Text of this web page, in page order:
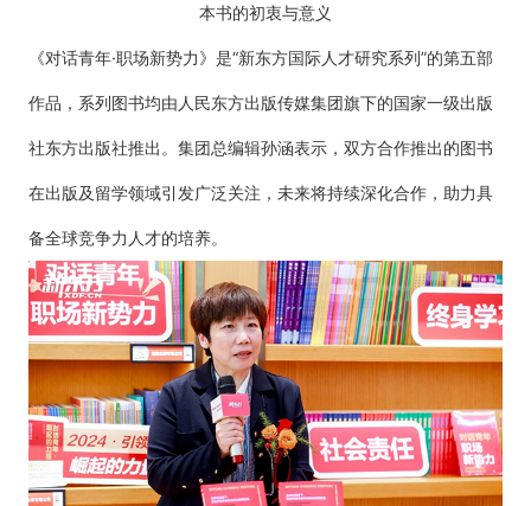
本书的初衷与意义
《对话青年·职场新势力》是“新东方国际人才研究系列”的第五部
作品，系列图书均由人民东方出版传媒集团旗下的国家一级出版
社东方出版社推出。集团总编辑孙涵表示，双方合作推出的图书
在出版及留学领域引发广泛关注，未来将持续深化合作，助力具
备全球竞争力人才的培养。